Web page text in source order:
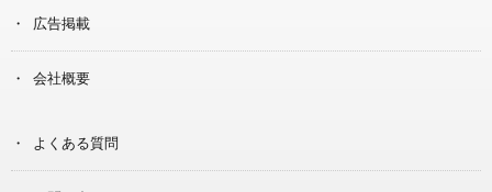
広告掲載
会社概要
よくある質問